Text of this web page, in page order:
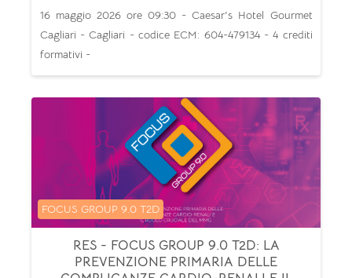
16 maggio 2026 ore 09:30 - Caesar's Hotel Gourmet
Cagliari - Cagliari - codice ECM: 604-479134 - 4 crediti
formativi -
RES - FOCUS GROUP 9.0 T2D: LA
PREVENZIONE PRIMARIA DELLE
Categoria di corsi
FOCUS GROUP 9.0 T2D